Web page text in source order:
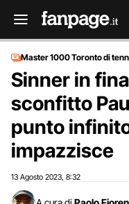
Master 1000 Toronto di
Sinner in
sconfitto
punto
impazzisce
13 Agosto 2023 8:32